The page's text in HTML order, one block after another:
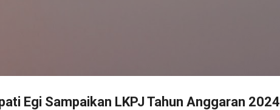
Egi Sampaikan LKPJ Tahun Anggaran 2024